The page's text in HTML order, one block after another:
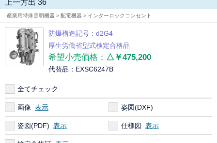
上一方出 36
産業用特殊照明機器 > 配電機器 > インターロックコンセント
防爆構造記号：d2G4
厚生労働省型式検定合格品
希望小売価格： △￥475,200
代替品：EXSC6247B
全てチェック
画像 姿図(DXF)
姿図(PDF) 仕様図